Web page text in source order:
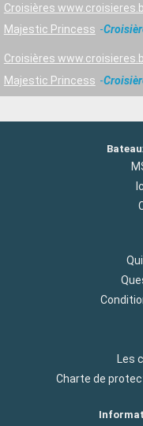
Croisières
Majestic Princess
Croisières
Majestic Princess
Les
Charte de